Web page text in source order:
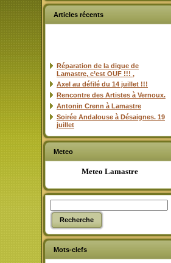
Articles récents
Réparation de la digue de
Lamastre, c’est OUF !!! ,
Axel au défilé du 14 juillet !!!
Rencontre des Artistes à Vernoux.
Antonin Crenn à Lamastre
Soirée Andalouse à Désaignes. 19
juillet
Meteo
Meteo Lamastre
Mots-clefs